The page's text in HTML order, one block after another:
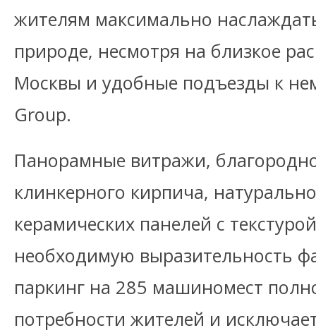
жителям максимально
природе, несмотря на близкое
Москвы и удобные подъезды к
Group.
Панорамные витражи,
клинкерного кирпича,
керамических панелей с
необходимую выразительность
паркинг на 285 машиномест
потребности жителей и